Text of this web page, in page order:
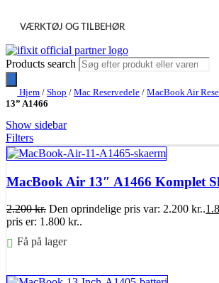
VÆRKTØJ OG TILBEHØR
Products search
Hjem /Shop /Mac Reservedele /MacBook Air
13” A1466
Show sidebar
Filters
MacBook Air 13″ A1466 Komplet
2.200kr. Den oprindelige pris var: 2.200 kr..
pris er: 1.800 kr..
Få på lager